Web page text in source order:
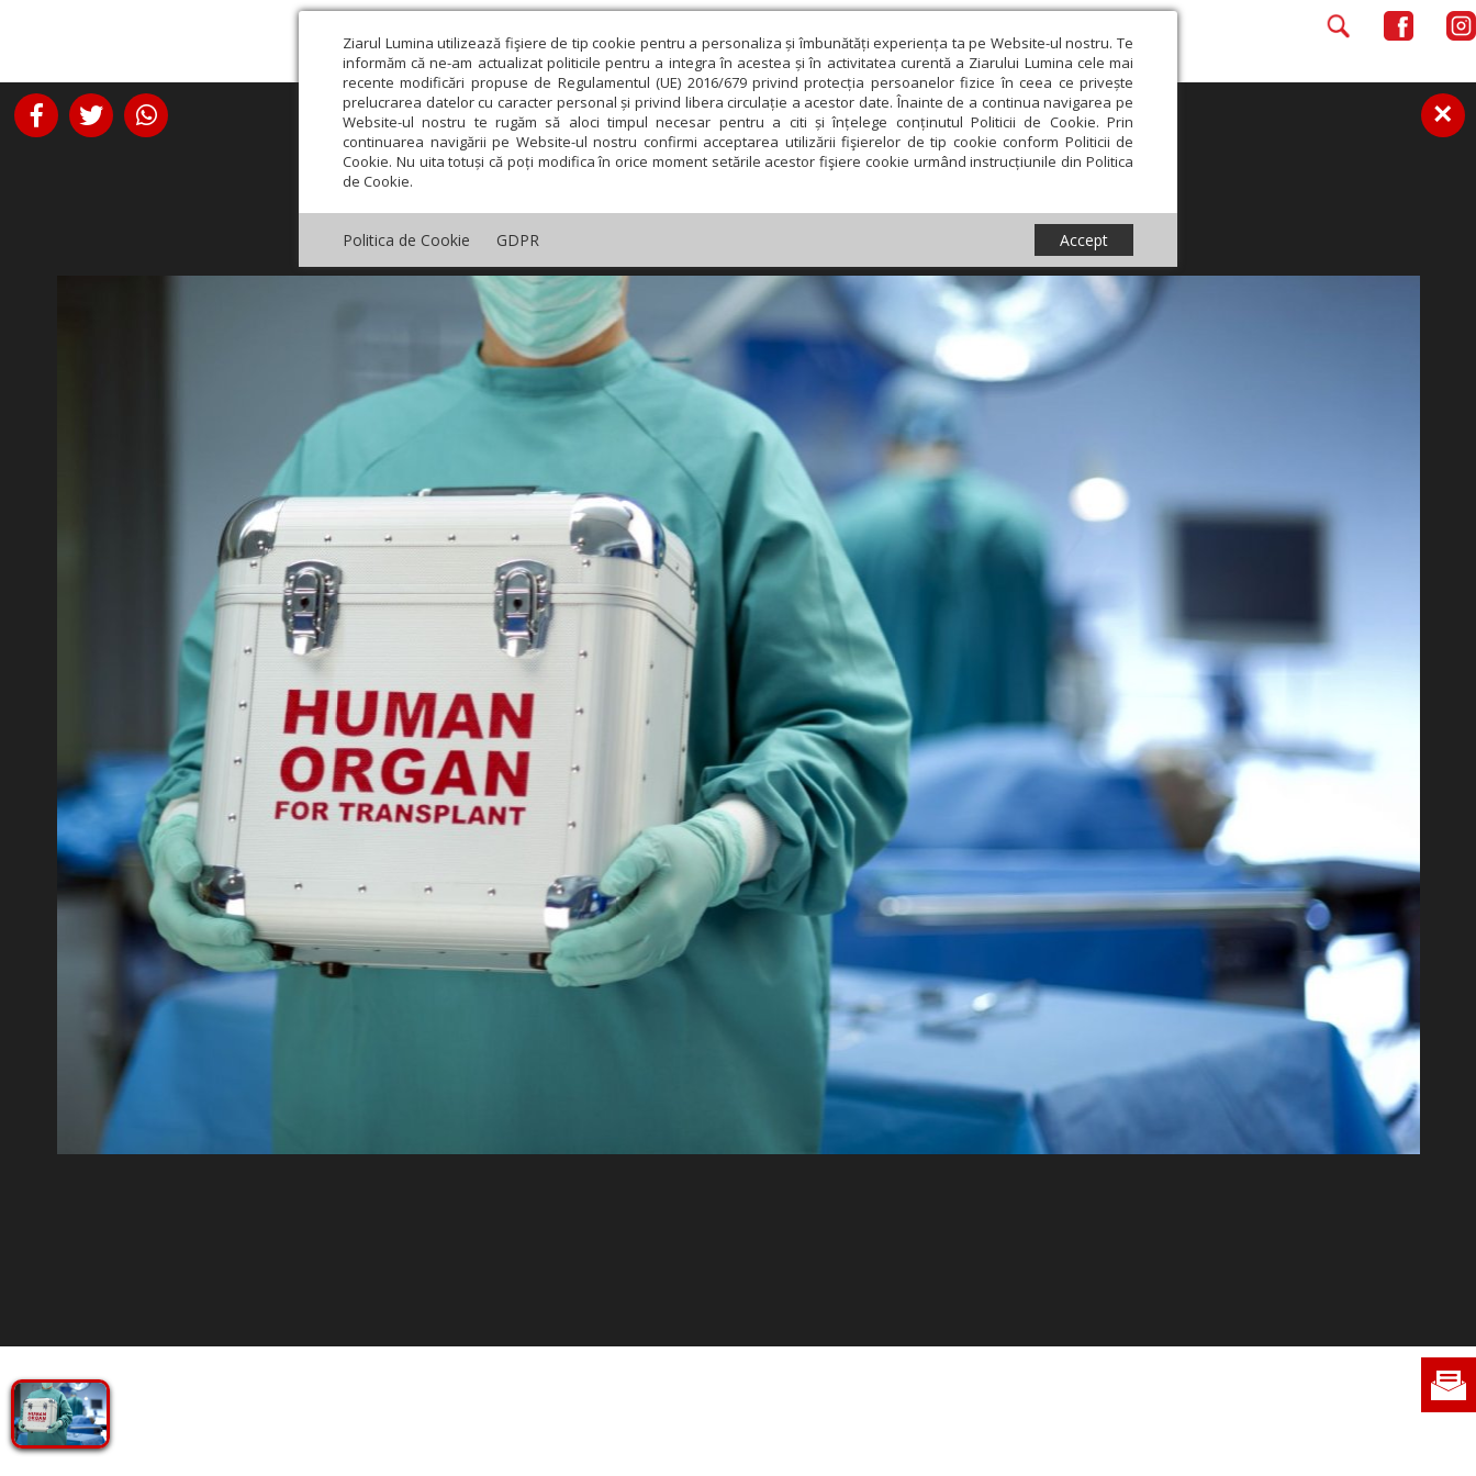
Ziarul Lumina utilizează fişiere de tip cookie pentru a personaliza și îmbunătăți experiența ta pe Website-ul nostru. Te
informăm că ne-am actualizat politicile pentru a integra în acestea și în activitatea curentă a Ziarului Lumina cele mai
recente modificări propuse de Regulamentul (UE) 2016/679 privind protecția persoanelor fizice în ceea ce privește
prelucrarea datelor cu caracter personal și privind libera circulație a acestor date. Înainte de a continua navigarea pe
Website-ul nostru te rugăm să aloci timpul necesar pentru a citi și înțelege conținutul Politicii de Cookie. Prin
continuarea navigării pe Website-ul nostru confirmi acceptarea utilizării fişierelor de tip cookie conform Politicii de
Cookie. Nu uita totuși că poți modifica în orice moment setările acestor fişiere cookie urmând instrucțiunile din Politica
de Cookie.
Politica de Cookie GDPR Accept
×